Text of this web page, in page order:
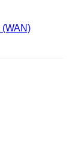
(WAN)